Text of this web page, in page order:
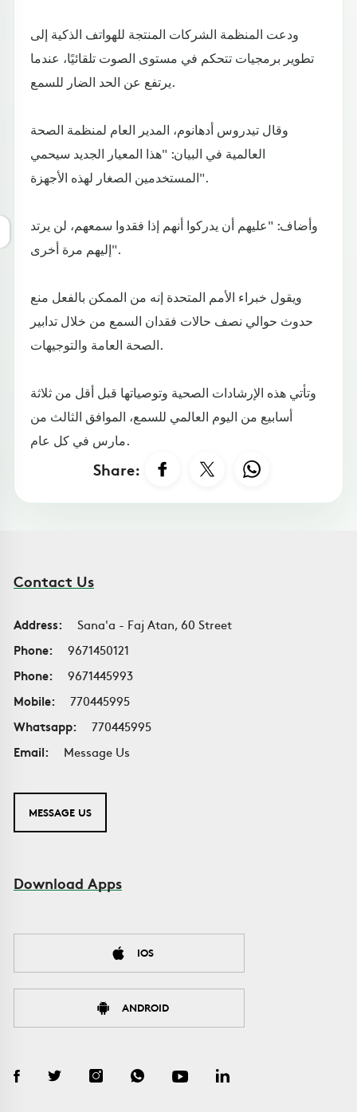
ودعت المنظمة الشركات المنتجة للهواتف الذكية إلى
تطوير برمجيات تتحكم في مستوى الصوت تلقائيًا، عندما
يرتفع عن الحد الضار للسمع.
وقال تيدروس أدهانوم، المدير العام لمنظمة الصحة
العالمية في البيان: "هذا المعيار الجديد سيحمي
المستخدمين الصغار لهذه الأجهزة".
وأضاف: "عليهم أن يدركوا أنهم إذا فقدوا سمعهم، لن يرتد
إليهم مرة أخرى".
ويقول خبراء الأمم المتحدة إنه من الممكن بالفعل منع
حدوث حوالي نصف حالات فقدان السمع من خلال تدابير
الصحة العامة والتوجيهات.
وتأتي هذه الإرشادات الصحية وتوصياتها قبل أقل من ثلاثة
أسابيع من اليوم العالمي للسمع، الموافق الثالث من
مارس في كل عام.
Share:
Contact Us
Address:
Sana'a - Faj Atan, 60 Street
Phone:
9671450121
Phone:
9671445993
Mobile:
770445995
Whatsapp:
770445995
Email:
Message Us
MESSAGE US
Download Apps
IOS
ANDROID